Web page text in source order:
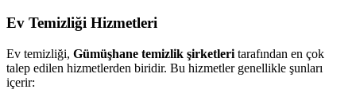
Ev Temizliği Hizmetleri
Ev temizliği, Gümüşhane temizlik şirketleri tarafından en çok
talep edilen hizmetlerden biridir. Bu hizmetler genellikle şunları
içerir: